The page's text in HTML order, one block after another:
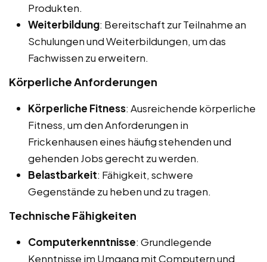
Produkten.
Weiterbildung: Bereitschaft zur Teilnahme an
Schulungen und Weiterbildungen, um das
Fachwissen zu erweitern.
Körperliche Anforderungen
Körperliche Fitness: Ausreichende körperliche
Fitness, um den Anforderungen in
Frickenhausen eines häufig stehenden und
gehenden Jobs gerecht zu werden.
Belastbarkeit: Fähigkeit, schwere
Gegenstände zu heben und zu tragen.
Technische Fähigkeiten
Computerkenntnisse: Grundlegende
Kenntnisse im Umgang mit Computern und